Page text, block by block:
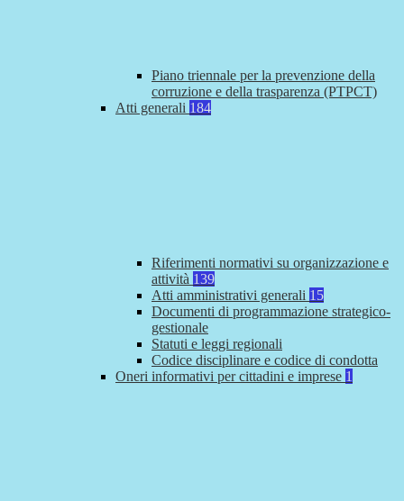
Piano triennale per la prevenzione della
corruzione e della trasparenza (PTPCT)
Atti generali 184
Riferimenti normativi su organizzazione e
attività 139
Atti amministrativi generali 15
Documenti di programmazione strategico-
gestionale
Statuti e leggi regionali
Codice disciplinare e codice di condotta
Oneri informativi per cittadini e imprese 1